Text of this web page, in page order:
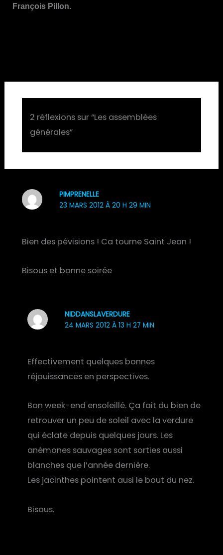
François Pillon.
2 réflexions sur “Les assemblées
générales”
PIMPRENELLE
23 MARS 2012 À 20 H 29 MIN
Bien des pévisions ! Ca tourne Saint Jean !
Bisous et bonne soirée
NIDDANSLAVERDURE
24 MARS 2012 À 13 H 27 MIN
Effectivement quelques bonnes
réjouissances en perspectives.
Bon week-end ensoleillé. Ça fait du bien de
retrouver un peu de soleil avec la verdure
qui éclate depuis quelques jours. Les
anémones sauvages sont sorties aussi
blanches que l’année dernière.
Les jacinthes pointent ausi le bout du nez.
Bisous.